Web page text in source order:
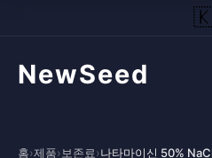
NewSeed
홈›제품›보존료›나타마이신 50%